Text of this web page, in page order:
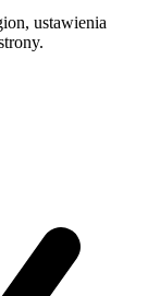
ustawienia